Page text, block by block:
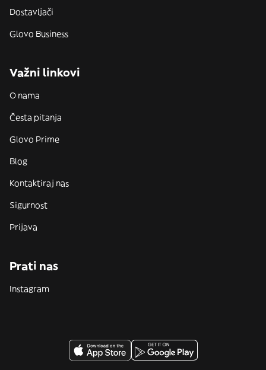
Dostavljači
Glovo Business
Važni linkovi
O nama
Česta pitanja
Glovo Prime
Blog
Kontaktiraj nas
Sigurnost
Prijava
Prati nas
Instagram